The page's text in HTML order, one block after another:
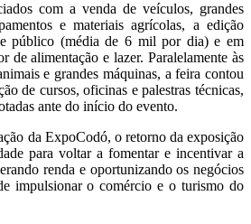
com a venda de veículos, grandes
e materiais agrícolas, a edição
público (média de 6 mil por dia) e em
de alimentação e lazer. Paralelamente às
e grandes máquinas, a feira contou
de cursos, oficinas e palestras técnicas,
ante do início do evento.
da ExpoCodó, o retorno da exposição
para voltar a fomentar e incentivar a
renda e oportunizando os negócios
impulsionar o comércio e o turismo do